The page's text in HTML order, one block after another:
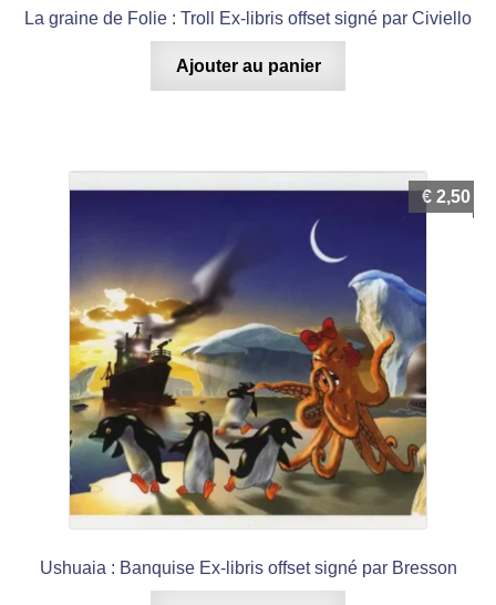
La graine de Folie : Troll Ex-libris offset signé par Civiello
Ajouter au panier
Ushuaia : Banquise Ex-libris offset signé par Bresson
€ 2,50